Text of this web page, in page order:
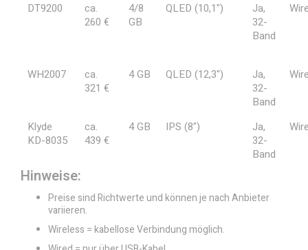
DT9200
ca.
260 €
4/8
GB
QLED (10,1")
Ja,
32-
Band
WH2007
ca.
321 €
4 GB QLED (12,3")
Ja,
32-
Band
Klyde
KD-8035
ca.
439 €
4 GB IPS (8")
Ja,
32-
Band
Hinweise:
Preise sind Richtwerte und können je nach Anbieter
variieren.
Wireless = kabellose Verbindung möglich.